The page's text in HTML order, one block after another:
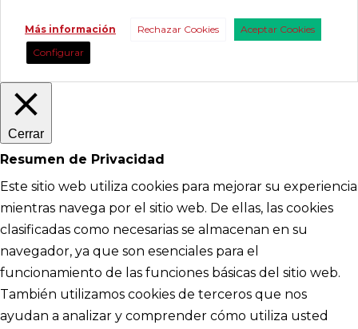
Más información Rechazar Cookies
Aceptar Cookies
Configurar
Cerrar
Resumen de Privacidad
Este sitio web utiliza cookies para mejorar su experiencia
mientras navega por el sitio web. De ellas, las cookies
clasificadas como necesarias se almacenan en su
navegador, ya que son esenciales para el
funcionamiento de las funciones básicas del sitio web.
También utilizamos cookies de terceros que nos
ayudan a analizar y comprender cómo utiliza usted